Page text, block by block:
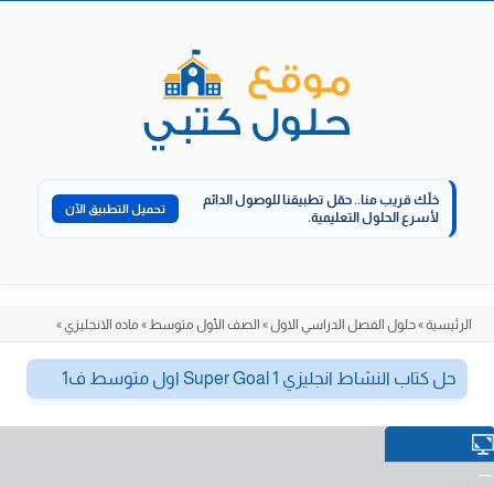
خلّك قريب منا.. حمّل تطبيقنا للوصول الدائم
لأسرع الحلول التعليمية.
تحميل التطبيق الآن
الرئيسية»حلول الفصل الدراسي الاول» الصف الأول متوسط» ماده الانجليزي»
حل كتاب النشاط انجليزي Super Goal 1 اول متوسط ف1